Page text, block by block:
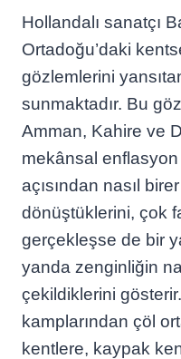
Hollandalı sanatçı
Ortadoğu’daki
gözlemlerini
sunmaktadır. Bu
Amman, Kahire ve
mekânsal enflasyon
açısından nasıl
dönüştüklerini, çok
gerçekleşse de bir
yanda zenginliğin
çekildiklerini
kamplarından çöl
kentlere, kaypak